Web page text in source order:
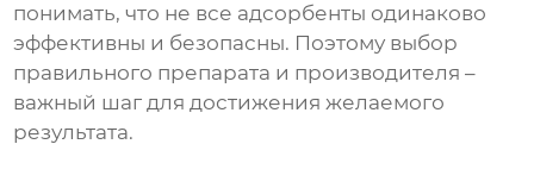
понимать, что не все адсорбенты одинаково
эффективны и безопасны. Поэтому выбор
правильного препарата и производителя –
важный шаг для достижения желаемого
результата.